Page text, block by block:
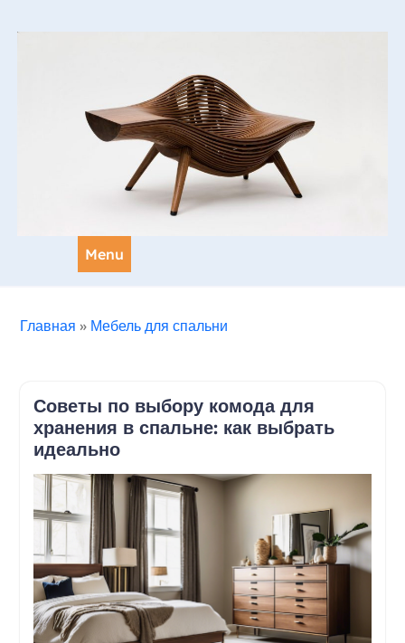
Menu
Главная » Мебель для спальни
Советы по выбору комода для
хранения в спальне: как выбрать
идеально